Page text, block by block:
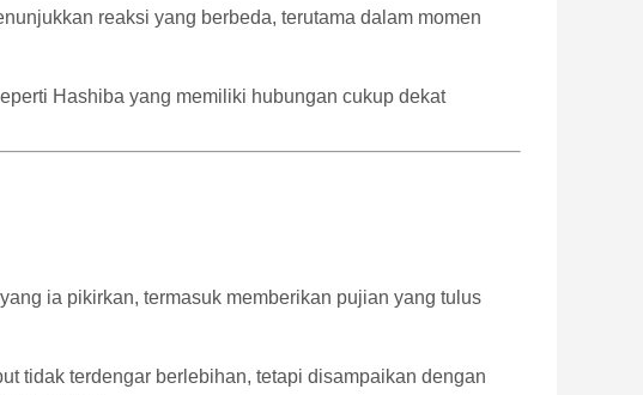
reaksi yang berbeda, terutama dalam momen
Hashiba yang memiliki hubungan cukup dekat
ia pikirkan, termasuk memberikan pujian yang tulus
tidak terdengar berlebihan, tetapi disampaikan dengan